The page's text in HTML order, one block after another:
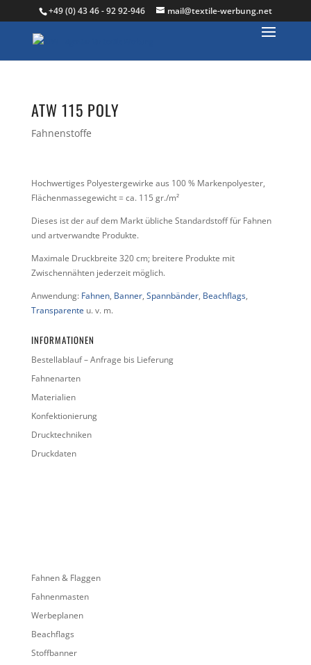
+49 (0) 43 46 - 92 92-946 mail@textile-werbung.net
ATW 115 POLY
Fahnenstoffe
Hochwertiges Polyestergewirke aus 100 % Markenpolyester,
Flächenmassegewicht = ca. 115 gr./m²
Dieses ist der auf dem Markt übliche Standardstoff für Fahnen
und artverwandte Produkte.
Maximale Druckbreite 320 cm; breitere Produkte mit
Zwischennähten jederzeit möglich.
Anwendung: Fahnen, Banner, Spannbänder, Beachflags,
Transparente u. v. m.
INFORMATIONEN
Bestellablauf – Anfrage bis Lieferung
Fahnenarten
Materialien
Konfektionierung
Drucktechniken
Druckdaten
Fahnen & Flaggen
Fahnenmasten
Werbeplanen
Beachflags
Stoffbanner